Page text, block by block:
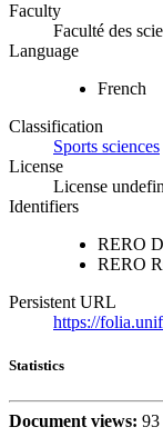
Faculty
Faculté des
Language
French
Classification
Sports sciences
License
License
Identifiers
RERO
RERO
Persistent URL
https://
Statistics
Document views: 93